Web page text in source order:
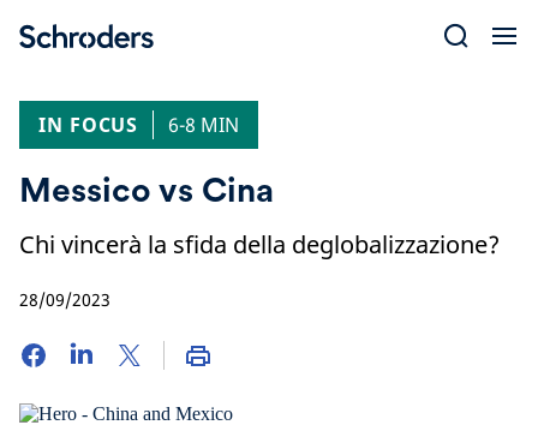
IN FOCUS
6-8 MIN
Messico vs Cina
Chi vincerà la sfida della deglobalizzazione?
28/09/2023